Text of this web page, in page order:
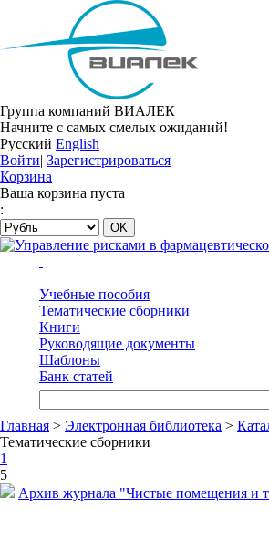
Группа компаний ВИАЛЕК
Начните с самых смелых ожиданий!
Русский English
Войти| Зарегистрироваться
Корзина
Ваша корзина пуста
:
Учебные пособия
Тематические сборники
Книги
Руководящие документы
Шаблоны
Банк статей
Главная > Электронная библиотека >
Тематические сборники
1
5
Архив журнала "Чистые помещения и